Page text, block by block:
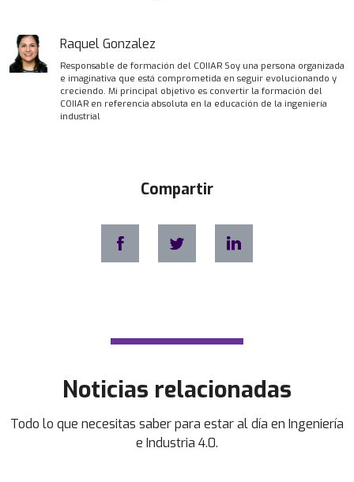
Raquel Gonzalez
Responsable de formación del COIIAR Soy una persona organizada
e imaginativa que está comprometida en seguir evolucionando y
creciendo. Mi principal objetivo es convertir la formación del
COIIAR en referencia absoluta en la educación de la ingeniería
industrial
Compartir
Noticias relacionadas
Todo lo que necesitas saber para estar al día en Ingeniería
e Industria 4.0.